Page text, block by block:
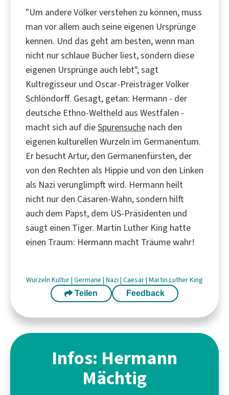
"Um andere Völker verstehen zu können, muss
man vor allem auch seine eigenen Ursprünge
kennen. Und das geht am besten, wenn man
nicht nur schlaue Bücher liest, sondern diese
eigenen Ursprünge auch lebt", sagt
Kultregisseur und Oscar-Preisträger Volker
Schlöndorff. Gesagt, getan: Hermann - der
deutsche Ethno-Weltheld aus Westfalen -
macht sich auf dieSpurensuche nach den
eigenen kulturellen Wurzeln im Germanentum.
Er besucht Artur, den Germanenfürsten, der
von den Rechten als Hippie und von den Linken
als Nazi verunglimpft wird. Hermann heilt
nicht nur den Cäsaren-Wahn, sondern hilft
auch dem Papst, dem US-Präsidenten und
säugt einen Tiger. Martin Luther King hatte
einen Traum: Hermann macht Träume wahr!
Wurzeln Kultur| Germane | Nazi | Caesar| Martin Luther King
Teilen Feedback
Infos: Hermann
Mächtig